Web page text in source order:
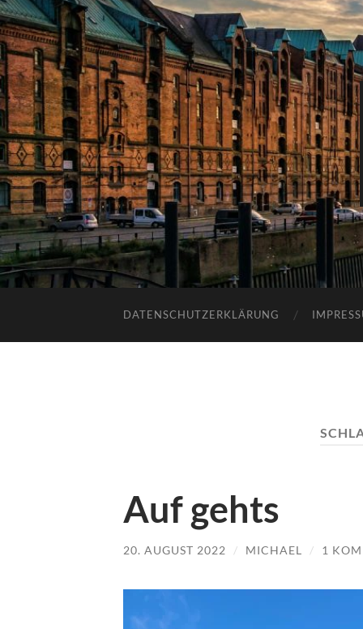
DATENSCHUTZERKLÄRUNG
Auf gehts
20. AUGUST 2022 / MICHAEL / 1